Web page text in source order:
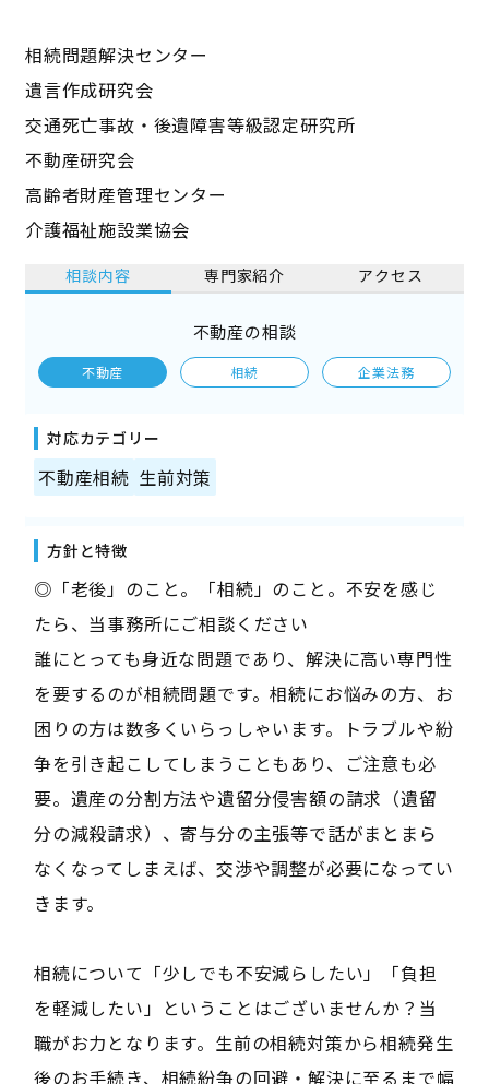
相続問題解決センター
遺言作成研究会
交通死亡事故・後遺障害等級認定研究所
不動産研究会
高齢者財産管理センター
介護福祉施設業協会
相談内容 専門家紹介 アクセス
不動産の相談
不動産 相続 企業法務
対応カテゴリー
不動産相続 生前対策
方針と特徴
◎「老後」のこと。「相続」のこと。不安を感じ
たら、当事務所にご相談ください
誰にとっても身近な問題であり、解決に高い専門性
を要するのが相続問題です。相続にお悩みの方、お
困りの方は数多くいらっしゃいます。トラブルや紛
争を引き起こしてしまうこともあり、ご注意も必
要。遺産の分割方法や遺留分侵害額の請求（遺留
分の減殺請求）、寄与分の主張等で話がまとまら
なくなってしまえば、交渉や調整が必要になってい
きます。
相続について「少しでも不安減らしたい」「負担
を軽減したい」ということはございませんか？当
職がお力となります。生前の相続対策から相続発生
後のお手続き、相続紛争の回避・解決に至るまで幅